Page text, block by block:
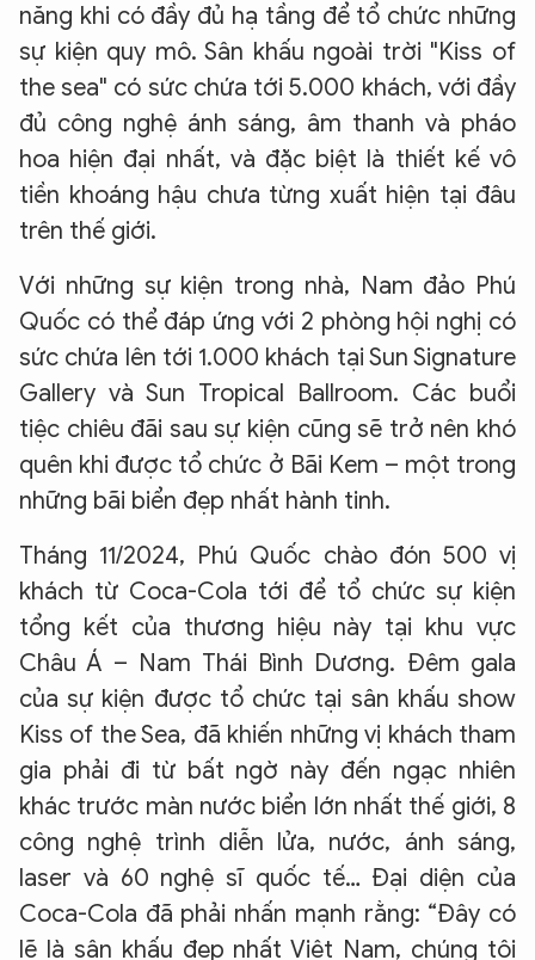
năng khi có đầy đủ hạ tầng để tổ chức những
sự kiện quy mô. Sân khấu ngoài trời "Kiss of
the sea" có sức chứa tới 5.000 khách, với đầy
đủ công nghệ ánh sáng, âm thanh và pháo
hoa hiện đại nhất, và đặc biệt là thiết kế vô
tiền khoáng hậu chưa từng xuất hiện tại đâu
trên thế giới.
Với những sự kiện trong nhà, Nam đảo Phú
Quốc có thể đáp ứng với 2 phòng hội nghị có
sức chứa lên tới 1.000 khách tại Sun Signature
Gallery và Sun Tropical Ballroom. Các buổi
tiệc chiêu đãi sau sự kiện cũng sẽ trở nên khó
quên khi được tổ chức ở Bãi Kem – một trong
những bãi biển đẹp nhất hành tinh.
Tháng 11/2024, Phú Quốc chào đón 500 vị
khách từ Coca-Cola tới để tổ chức sự kiện
tổng kết của thương hiệu này tại khu vực
Châu Á – Nam Thái Bình Dương. Đêm gala
của sự kiện được tổ chức tại sân khấu show
Kiss of the Sea, đã khiến những vị khách tham
gia phải đi từ bất ngờ này đến ngạc nhiên
khác trước màn nước biển lớn nhất thế giới, 8
công nghệ trình diễn lửa, nước, ánh sáng,
laser và 60 nghệ sĩ quốc tế… Đại diện của
Coca-Cola đã phải nhấn mạnh rằng: “Đây có
lẽ là sân khấu đẹp nhất Việt Nam, chúng tôi